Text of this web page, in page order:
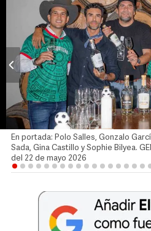
En portada: Polo Salles, Gonzalo
Sada, Gina Castillo y Sophie Bilyea.
del 22 de mayo 2026